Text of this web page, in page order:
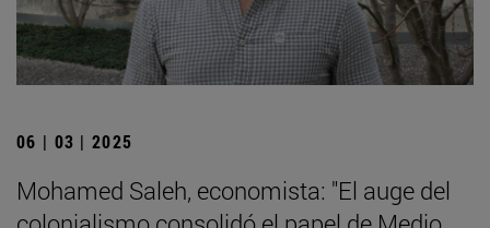
06 | 03 | 2025
Mohamed Saleh, economista: "El auge del